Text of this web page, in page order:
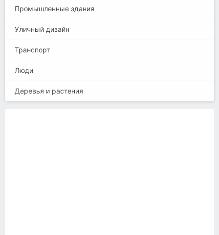
Промышленные здания
Уличный дизайн
Транспорт
Люди
Деревья и растения